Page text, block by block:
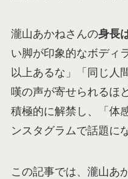
瀧山あかねさんの身長
い脚が印象的なボディ
以上あるな」「同じ人
嘆の声が寄せられるほ
積極的に解禁し、「体
ンスタグラムで話題に
この記事では、瀧山あ